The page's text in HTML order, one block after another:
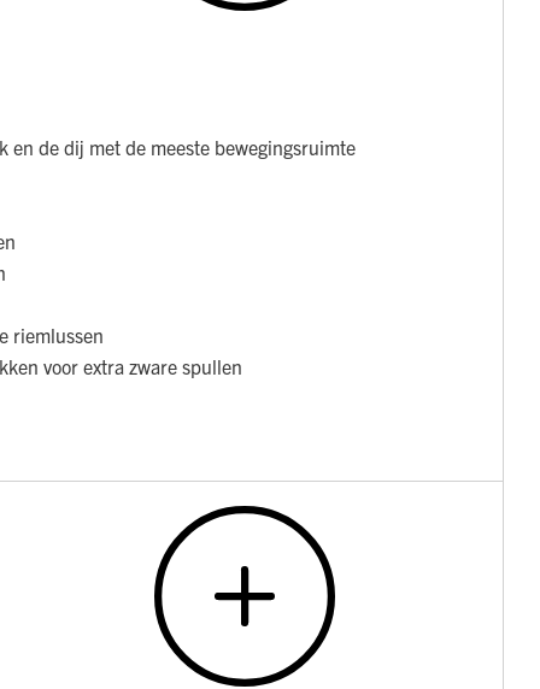
en de dij met de meeste bewegingsruimte
riemlussen
voor extra zware spullen